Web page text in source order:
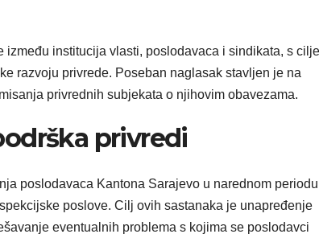
institucija vlasti, poslodavaca i sindikata, s
razvoju privrede. Poseban naglasak stavljen je na
privrednih subjekata o njihovim obavezama.
privredi
poslodavaca Kantona Sarajevo u narednom periodu
poslove. Cilj ovih sastanaka je unapređenje
eventualnih problema s kojima se poslodavci